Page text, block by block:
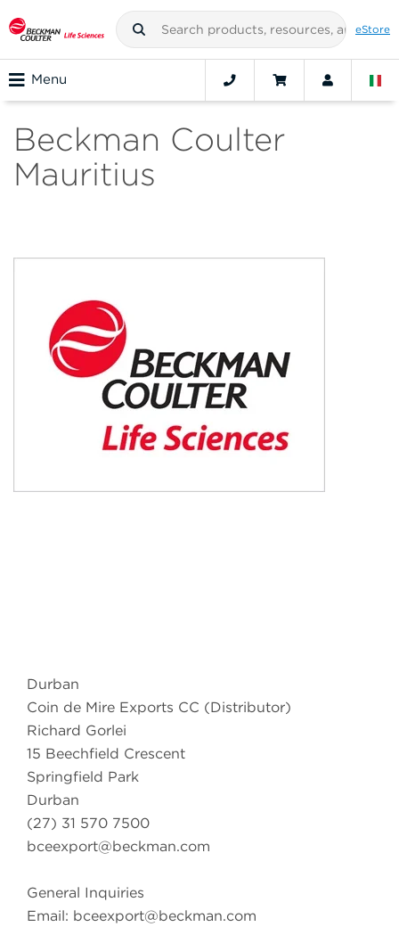
eStore
Menu
Beckman Coulter
Mauritius
Durban
Coin de Mire Exports CC (Distributor)
Richard Gorlei
15 Beechfield Crescent
Springfield Park
Durban
(27) 31 570 7500
bceexport@beckman.com
General Inquiries
Email: bceexport@beckman.com